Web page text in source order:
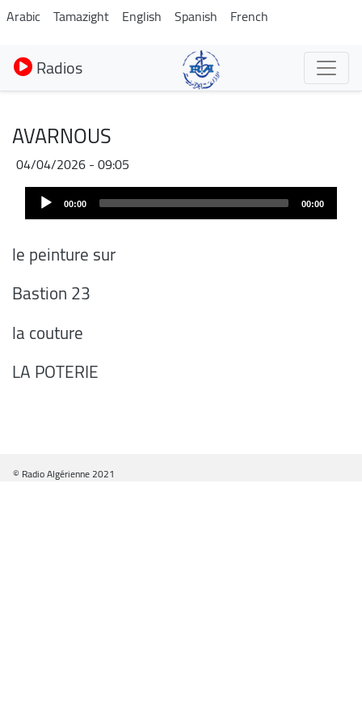
Aller
au
contenu
principal
Arabic Tamazight English Spanish French
Radios
AVARNOUS
04/04/2026 - 09:05
Audio
Player 00:00 00:00
le peinture sur
Bastion 23
la couture
LA POTERIE
© Radio Algérienne 2021